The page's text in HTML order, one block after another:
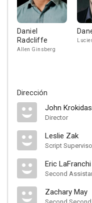
Daniel
Radcliffe
Allen Ginsberg
Dirección
John Krokidas
Director
Leslie Zak
Script
Eric LaFranchi
Second
Zachary May